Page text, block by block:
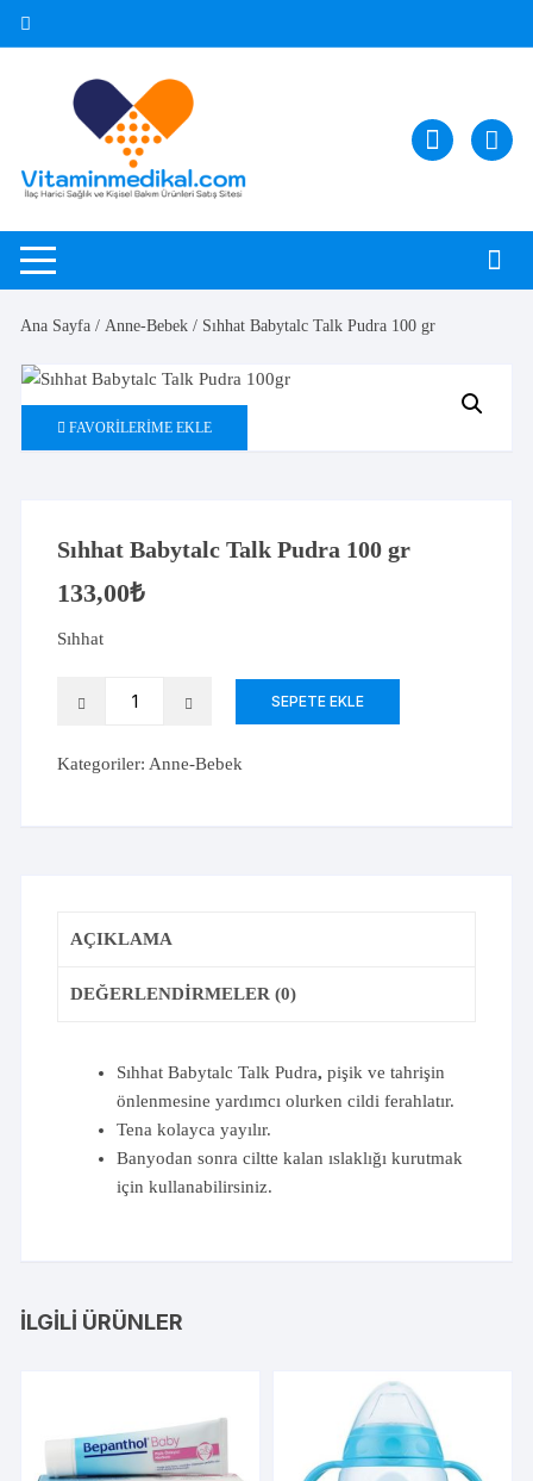
Skip
Ana Sayfa /Anne-Bebek / Sıhhat Babytalc Talk Pudra 100 gr
FAVORILERIME EKLE
Sıhhat Babytalc Talk Pudra 100 gr
133,00₺
Sıhhat
Pudra
SEPETE EKLE
Kategoriler: Anne-Bebek
AÇIKLAMA
DEĞERLENDIRMELER (0)
Sıhhat Babytalc Talk Pudra,pişik ve tahrişin
önlenmesine yardımcı olurken cildi ferahlatır.
Tena kolayca yayılır.
Banyodan sonra ciltte kalan ıslaklığı kurutmak
için kullanabilirsiniz.
İLGILI ÜRÜNLER